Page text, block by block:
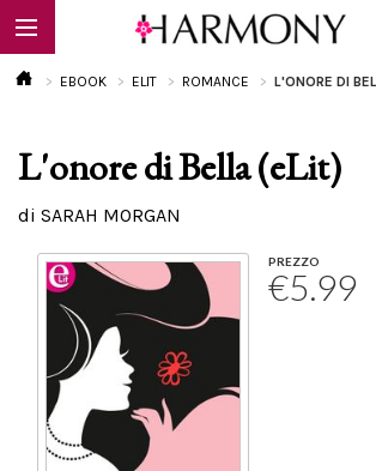
EBOOK
Calendario
EBOOK ELIT ROMANCE L'ONORE DI
L'onore di Bella (eLit)
di SARAH MORGAN
PREZZO
€5.99